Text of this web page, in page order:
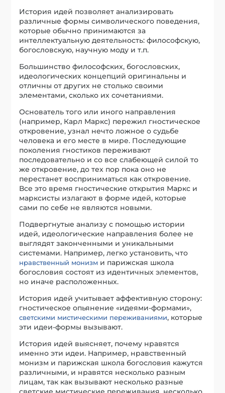
История идей позволяет анализировать
различные формы символического поведения,
которые обычно принимаются за
интеллектуальную деятельность: философскую,
богословскую, научную моду и т.п.
Большинство философских, богословских,
идеологических концепций оригинальны и
отличны от других не столько своими
элементами, сколько их сочетаниями.
Основатель того или иного направления
(например, Карл Маркс) пережил гностическое
откровение, узнал нечто ложное о судьбе
человека и его месте в мире. Последующие
поколения гностиков переживают
последовательно и со все слабеющей силой то
же откровение, до тех пор пока оно не
перестанет восприниматься как откровение.
Все это время гностические открытия Маркс и
марксисты излагают в форме идей, которые
сами по себе не являются новыми.
Подвергнутые анализу с помощью истории
идей, идеологические направления более не
выглядят законченными и уникальными
системами. Например, легко установить, что
нравственный монизм и парижская школа
богословия состоят из идентичных элементов,
но иначе расположенных.
История идей учитывает аффективную сторону:
гностическое опьянение «идеями-формами»,
светскими мистическими переживаниями, которые
эти идеи-формы вызывают.
История идей выясняет, почему нравятся
именно эти идеи. Например, нравственный
монизм и парижская школа богословия кажутся
различными, и нравятся несколько разным
лицам, так как вызывают несколько разные